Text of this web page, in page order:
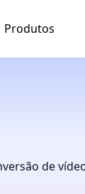
Produtos
de